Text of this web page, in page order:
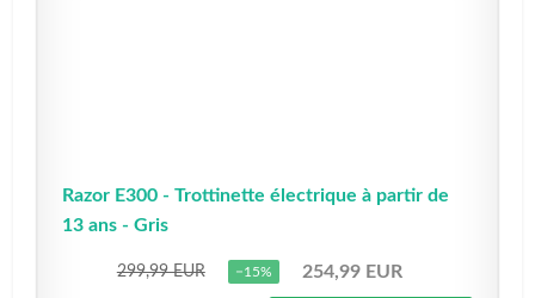
Razor E300 - Trottinette électrique à partir de
13 ans - Gris
299,99 EUR −15% 254,99 EUR